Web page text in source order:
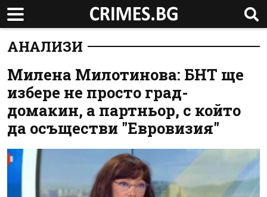
АНАЛИЗИ
Милена Милотинова: БНТ ще
избере не просто град-
домакин, а партньор, с който
да осъществи "Евровизия"